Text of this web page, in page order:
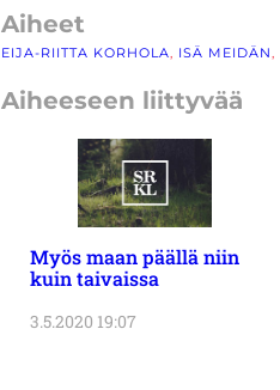
Aiheet
EIJA-RIITTA KORHOLA ISÄ MEIDÄN
Aiheeseen liittyvää
Myös maan päällä niin
kuin taivaissa
3.5.2020 19:07